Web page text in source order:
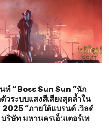
“ Boss Sun Sun ”นัก
วระบบแสงสีเสียงสุดล้ำใน
“ภายใต้แบรนด์ เวิลด์
บริษัท มหานครเอ็นเตอร์เท